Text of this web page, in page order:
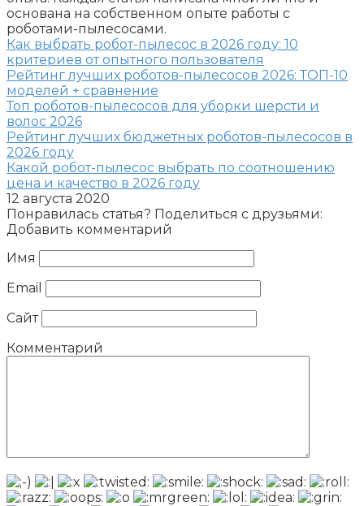
основана на собственном опыте работы с
роботами-пылесосами.
Как выбрать робот-пылесос в 2026 году: 10
критериев от опытного пользователя
Рейтинг лучших роботов-пылесосов 2026: ТОП-10
моделей + сравнение
Топ роботов-пылесосов для уборки шерсти и
волос 2026
Рейтинг лучших бюджетных роботов-пылесосов в
2026 году
Какой робот-пылесос выбрать по соотношению
цена и качество в 2026 году
12 августа 2020
Понравилась статья? Поделиться с друзьями:
Добавить комментарий
Имя
Email
Сайт
Комментарий